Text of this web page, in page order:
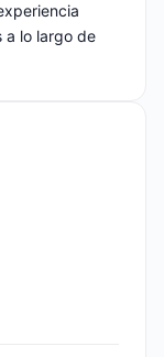
a lo largo de